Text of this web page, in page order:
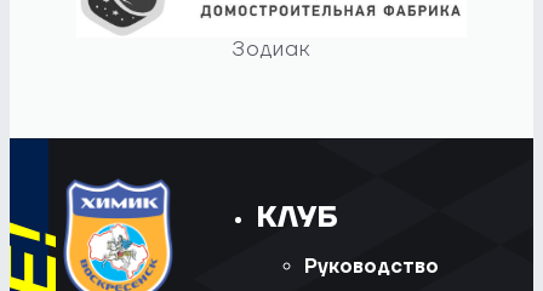
Зодиак
КЛУБ
Руководство